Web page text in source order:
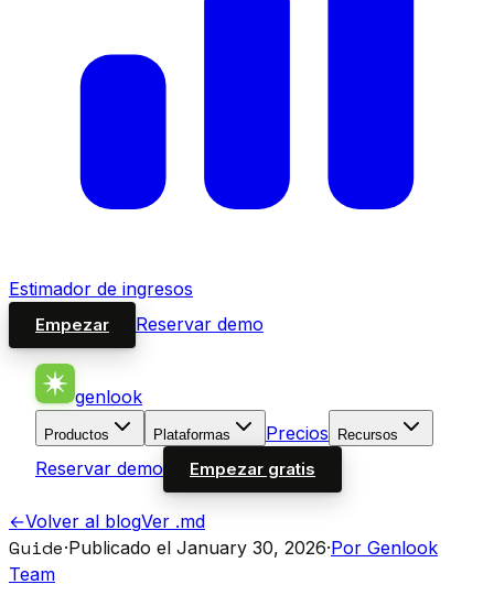
Estimador de ingresos
Empezar Reservar demo
genlook
Productos Plataformas Precios Recursos
Reservar demo Empezar gratis
←Volver al blogVer .md
Guide·Publicado el January 30, 2026·Por Genlook
Team